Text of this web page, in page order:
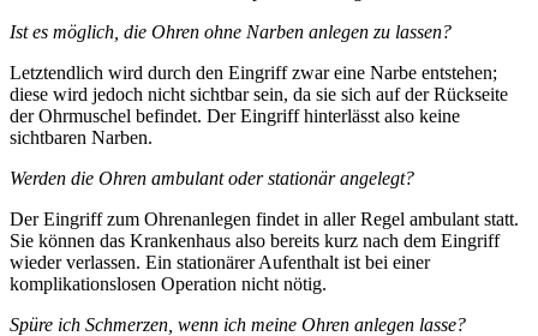
Ist es möglich, die Ohren ohne Narben anlegen zu lassen?
Letztendlich wird durch den Eingriff zwar eine Narbe entstehen;
diese wird jedoch nicht sichtbar sein, da sie sich auf der Rückseite
der Ohrmuschel befindet. Der Eingriff hinterlässt also keine
sichtbaren Narben.
Werden die Ohren ambulant oder stationär angelegt?
Der Eingriff zum Ohrenanlegen findet in aller Regel ambulant statt.
Sie können das Krankenhaus also bereits kurz nach dem Eingriff
wieder verlassen. Ein stationärer Aufenthalt ist bei einer
komplikationslosen Operation nicht nötig.
Spüre ich Schmerzen, wenn ich meine Ohren anlegen lasse?